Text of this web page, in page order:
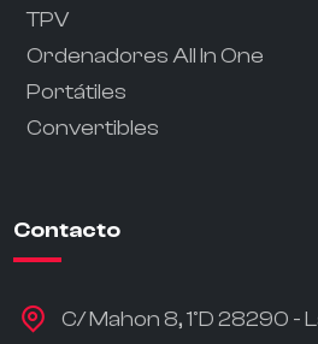
TPV
Ordenadores All In One
Portátiles
Convertibles
Contacto
C/ Mahon 8, 1ºD 28290 -